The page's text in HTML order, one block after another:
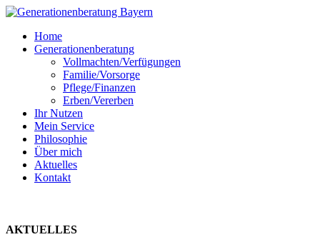
Skip
main
content
Menu
Home
Generationenberatung
Vollmachten/Verfügungen
Familie/Vorsorge
Pflege/Finanzen
Erben/Vererben
Ihr Nutzen
Mein Service
Philosophie
Über mich
Aktuelles
Kontakt
AKTUELLES